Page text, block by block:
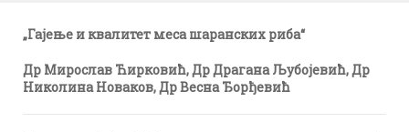
„Гајење и квалитет меса шаранских риба“
Др Мирослав Ћирковић, Др Драгана Љубојевић,Др
Николина Новаков, Др Весна Ђорђевић